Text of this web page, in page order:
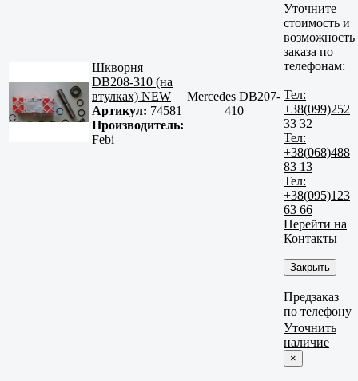
Шкворня
DB208-310 (на
втулках) NEW
Артикул: 74581
Производитель:
Febi
Mercedes DB207-
410
Уточните
стоимость и
возможность
заказа по
телефонам:
Тел:
+38(099)252
33 32
Тел:
+38(068)488
83 13
Тел:
+38(095)123
63 66
Перейти на
Контакты
Закрыть
Предзаказ
по телефону
Уточнить
наличие
×